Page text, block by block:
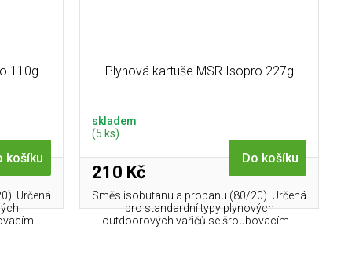
110g
košíku
Určená
Plynová kartuše MSR Isopro 227g
skladem
(5 ks)
210 Kč
Do košíku
Směs isobutanu a propanu (80/20). Určená
pro standardní typy plynových
outdoorových vařičů se šroubovacím...